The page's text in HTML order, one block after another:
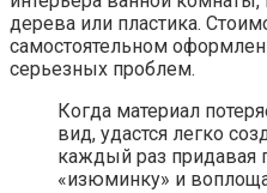
дерева или пластика.
самостоятельном
серьезных проблем.
Когда материал
вид, удастся легко
каждый раз
«изюминку» и